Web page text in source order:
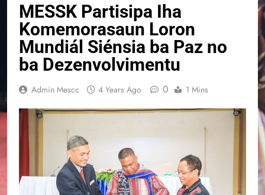
MESSK Partisipa Iha
Komemorasaun Loron
Mundiál Siénsia ba Paz no
ba Dezenvolvimentu
Admin Mescc 4 Years Ago 0 1 Mins